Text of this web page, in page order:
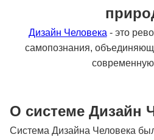
Дизайн Человека - это
самопознания,
современную
О системе Дизайн
Система Дизайна Человека